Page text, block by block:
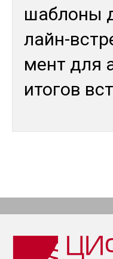
шаб­ло­ны
лайн-
мент для
ито­гов